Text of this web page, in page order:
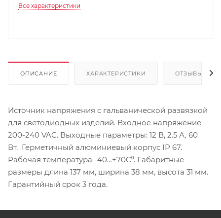
Все характеристики
ОПИСАНИЕ ХАРАКТЕРИСТИКИ ОТЗЫВЫ
Источник напряжения с гальванической развязкой
для светодиодных изделий. Входное напряжение
200-240 VAC. Выходные параметры: 12 В, 2.5 А, 60
Вт. Герметичный алюминиевый корпус IP 67.
Рабочая температура -40…+70C⁰. Габаритные
размеры длина 137 мм, ширина 38 мм, высота 31 мм.
Гарантийный срок 3 года.